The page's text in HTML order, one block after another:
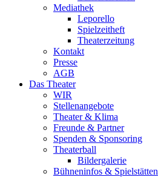
Mediathek
Leporello
Spielzeitheft
Theaterzeitung
Kontakt
Presse
AGB
Das Theater
WIR
Stellenangebote
Theater & Klima
Freunde & Partner
Spenden & Sponsoring
Theaterball
Bildergalerie
Bühneninfos & Spielstätten